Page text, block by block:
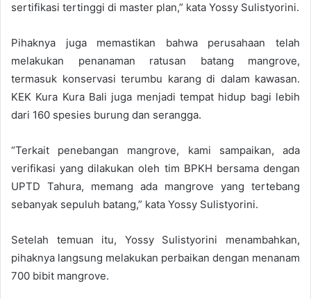
sertifikasi tertinggi di master plan,” kata Yossy Sulistyorini.
Pihaknya juga memastikan bahwa perusahaan telah
melakukan penanaman ratusan batang mangrove,
termasuk konservasi terumbu karang di dalam kawasan.
KEK Kura Kura Bali juga menjadi tempat hidup bagi lebih
dari 160 spesies burung dan serangga.
“Terkait penebangan mangrove, kami sampaikan, ada
verifikasi yang dilakukan oleh tim BPKH bersama dengan
UPTD Tahura, memang ada mangrove yang tertebang
sebanyak sepuluh batang,” kata Yossy Sulistyorini.
Setelah temuan itu, Yossy Sulistyorini menambahkan,
pihaknya langsung melakukan perbaikan dengan menanam
700 bibit mangrove.